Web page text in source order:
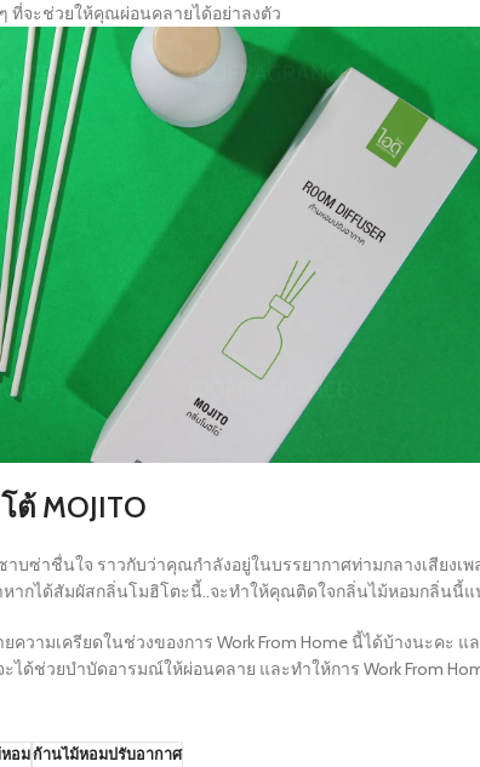
ที่จะช่วยให้คุณผ่อนคลายได้อย่าลงตัว
MOJITO
ซ่าชื่นใจ ราวกับว่าคุณกำลังอยู่ในบรรยากาศท่ามกลางเสียงเ
หากได้สัมผัสกลิ่นโมฮิโตะนี้..จะทำให้คุณติดใจกลิ่นไม้หอมกลิ่นนี้
วามเครียดในช่วงของการ Work From Home นี้ได้บ้างนะคะ
ได้ช่วยบำบัดอารมณ์ให้ผ่อนคลาย และทำให้การ Work From
อมก้านไม้หอมปรับอากาศ